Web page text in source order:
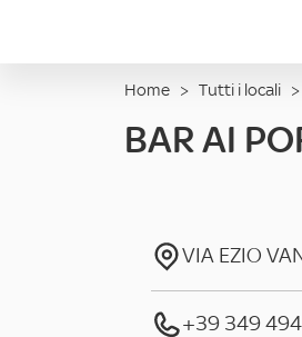
Home > Tutti i locali >
BAR AI
VIA EZIO
+39 349